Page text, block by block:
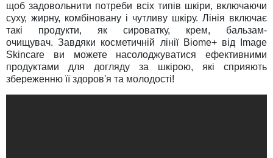
щоб задовольнити потреби всіх типів шкіри, включаючи
суху, жирну, комбіновану і чутливу шкіру. Лінія включає
такі продукти, як сироватку, крем, бальзам-
очищувач. Завдяки косметичній лінії Biome+ від Image
Skincare ви можете насолоджуватися ефективними
продуктами для догляду за шкірою, які сприяють
збереженню її здоров'я та молодості!